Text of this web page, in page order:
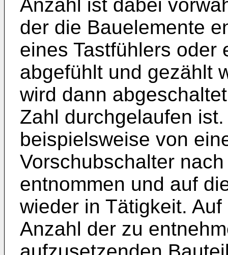
Anzahl ist dabei
der die Bauelemente
eines Tastfühlers oder
abgefühlt und gezählt
wird dann
Zahl durchgelaufen
beispielsweise von
Vorschubschalter
entnommen und auf
wieder in Tätigkeit.
Anzahl der zu